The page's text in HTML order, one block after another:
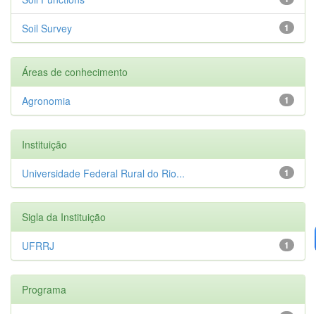
1
Soil Survey
Áreas de conhecimento
1
Agronomia
Instituição
1
Universidade Federal Rural do Rio...
Sigla da Instituição
1
UFRRJ
Programa